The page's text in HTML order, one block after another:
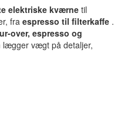
elektriske kværne til
fra espresso til filterkaffe .
over, espresso og
lægger vægt på detaljer,